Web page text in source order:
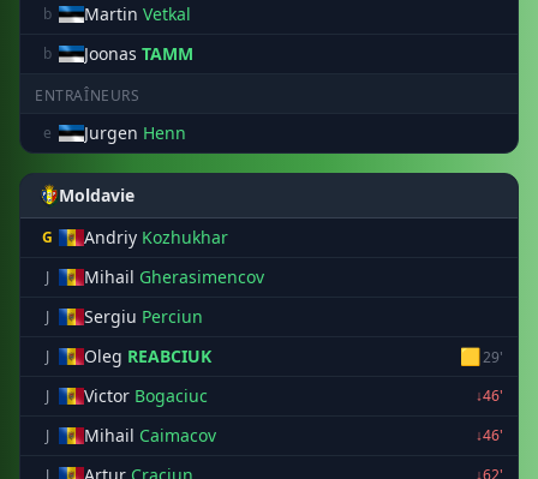
b Martin Vetkal
b Joonas TAMM
ENTRAÎNEURS
e
Jurgen Henn
Moldavie
G Andriy Kozhukhar
J Mihail Gherasimencov
J Sergiu Perciun
J Oleg REABCIUK 🟨29'
J
Victor Bogaciuc
↓46'
J
Mihail Caimacov
↓46'
J
↓62'